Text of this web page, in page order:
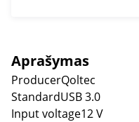
Aprašymas
ProducerQoltec
StandardUSB 3.0
Input voltage12 V